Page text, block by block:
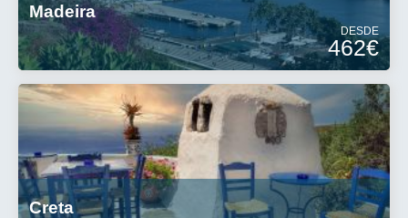
Madeira
DESDE
462€
Creta